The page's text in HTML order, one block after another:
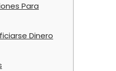
Para
Dinero